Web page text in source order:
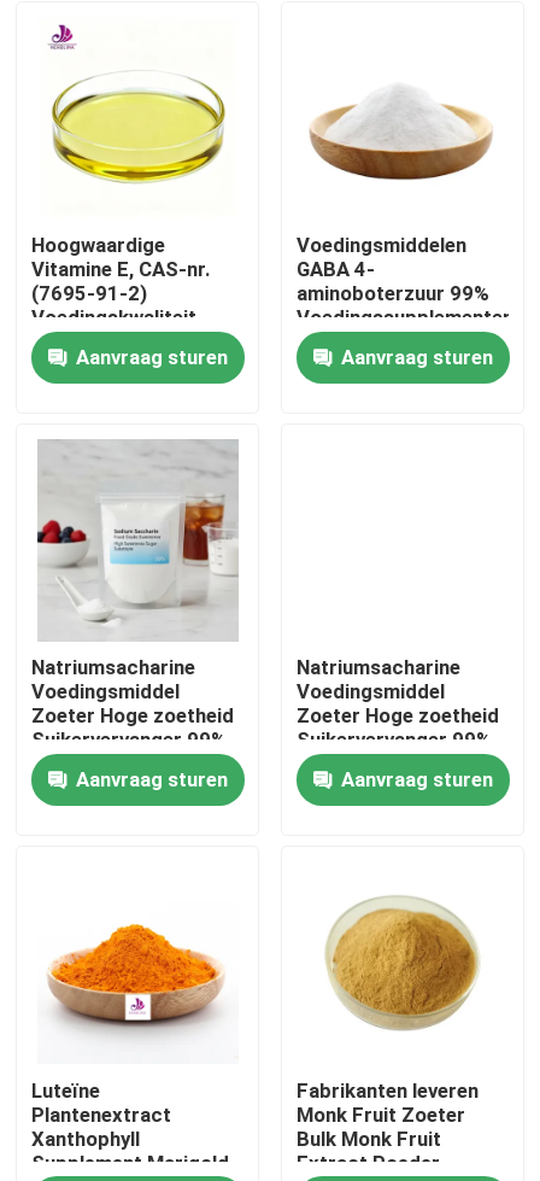
Producten
Video's
Ongeveer ons
Fabrieksreis
Contact de V.S.
Nieuws
Verzoek om een Citaat
Natuurlijk Installatieuittreksel
Hoogwaardige
Vitamine E, CAS-nr.
(7695-91-2)
Voedingskwaliteit
Vitamine E Olie
Aanvraag sturen
Voedingsmiddelen
GABA 4-
aminoboterzuur 99%
Voedingssupplementen
Aanvraag sturen
Natriumsacharine
Voedingsmiddel
Zoeter Hoge zoetheid
Suikervervanger 99%
Aanvraag sturen
Natriumsacharine
Voedingsmiddel
Zoeter Hoge zoetheid
Suikervervanger 99%
Aanvraag sturen
Luteïne
Plantenextract
Xanthophyll
Supplement Marigold
Fabrikanten leveren
Monk Fruit Zoeter
Bulk Monk Fruit
Extract Poeder